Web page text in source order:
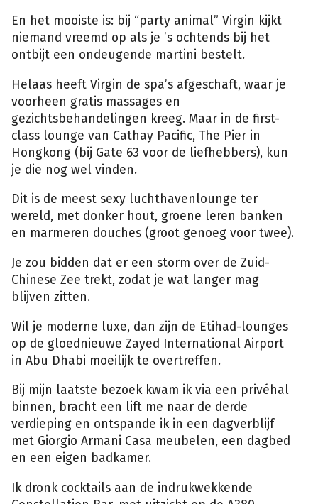
En het mooiste is: bij “party animal” Virgin kijkt
niemand vreemd op als je ’s ochtends bij het
ontbijt een ondeugende martini bestelt.
Helaas heeft Virgin de spa’s afgeschaft, waar je
voorheen gratis massages en
gezichtsbehandelingen kreeg. Maar in de first-
class lounge van Cathay Pacific, The Pier in
Hongkong (bij Gate 63 voor de liefhebbers), kun
je die nog wel vinden.
Dit is de meest sexy luchthavenlounge ter
wereld, met donker hout, groene leren banken
en marmeren douches (groot genoeg voor twee).
Je zou bidden dat er een storm over de Zuid-
Chinese Zee trekt, zodat je wat langer mag
blijven zitten.
Wil je moderne luxe, dan zijn de Etihad-lounges
op de gloednieuwe Zayed International Airport
in Abu Dhabi moeilijk te overtreffen.
Bij mijn laatste bezoek kwam ik via een privéhal
binnen, bracht een lift me naar de derde
verdieping en ontspande ik in een dagverblijf
met Giorgio Armani Casa meubelen, een dagbed
en een eigen badkamer.
Ik dronk cocktails aan de indrukwekkende